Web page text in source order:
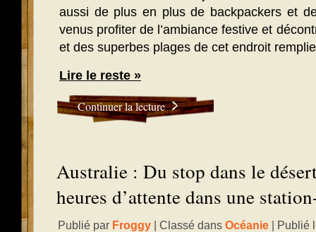
aussi de plus en plus de backpackers et
venus profiter de l’ambiance festive et
et des superbes plages de cet endroit
Lire le reste »
Continuer la lecture
Australie : Du stop dans le
heures d’attente dans une
Publié par Froggy | Classé dans Océanie | Publié